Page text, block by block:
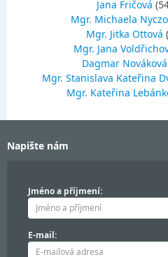
Jana Fričová
Mgr. Michaela
Mgr. Jitka Ottová
Mgr. Jana
Dagmar Nováková
Mgr. Stanislava Kateřina
Mgr. Kateřina
Napište nám
Jméno a příjmení:
E-mail: